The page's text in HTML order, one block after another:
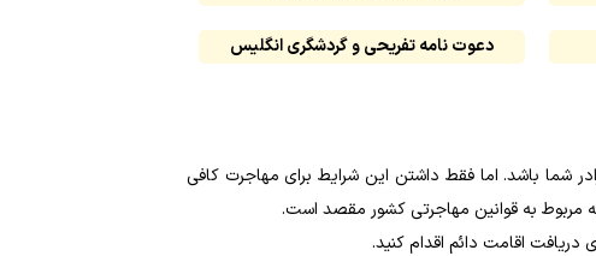
دعوت نامه تفریحی و گردشگری انگلیس
شما باشد. اما فقط داشتن این شرایط برای مهاجرت کافی
مربوط به قوانین مهاجرتی کشور مقصد است.